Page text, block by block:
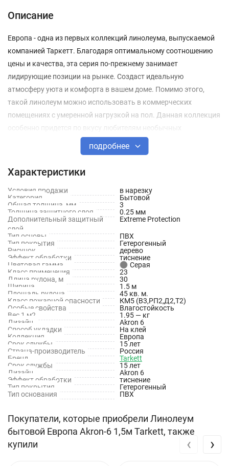
Описание
Европа - одна из первых коллекций линолеума, выпускаемой
компанией Таркетт. Благодаря оптимальному соотношению
цены и качества, эта серия по-прежнему занимает
лидирующие позиции на рынке. Создаст идеальную
атмосферу уюта и комфорта в вашем доме. Помимо этого,
такой линолеум можно использовать в коммерческих
помещениях с умеренной нагрузкой на пол. Данная коллекция
особенно придется по вкусу любителям необычных
интерьерных решений. Линолеум Европа имеет
дополнительный защитный слой, который эффективно
При должном уходе такой линолеум прослужит до 15 лет, не
теряя свой первоначальный внешний вид.
подробнее
Характеристики
Условия продажи
в нарезку
Категория
Бытовой
Общая толщина, мм
3
Толщина защитного слоя
0.25 мм
Дополнительный защитный
слой
Extreme Protection
Тип основы
ПВХ
Тип покрытия
Гетерогенный
Рисунок
дерево
Эффект обработки
тиснение
Цветовая гамма
Серая
Класс применения
23
Длина рулона, м
30
Ширина
1.5 м
Площадь рулона
45 кв. м.
Класс пожарной опасности
КМ5 (В3,РП2,Д2,Т2)
Особые свойства
Влагостойкость
Вес 1 м2
1.95 — кг
Дизайн
Akron 6
Способ укладки
На клей
Коллекция
Европа
Срок службы
15 лет
Страна-производитель
Россия
Бренд
Tarkett
Срок службы
15 лет
Дизайн
Akron 6
Эффект обработки
тиснение
Тип покрытия
Гетерогенный
Тип основания
ПВХ
Покупатели, которые приобрели Линолеум
бытовой Европа Akron-6 1,5м Tarkett, также
купили
‹ ›